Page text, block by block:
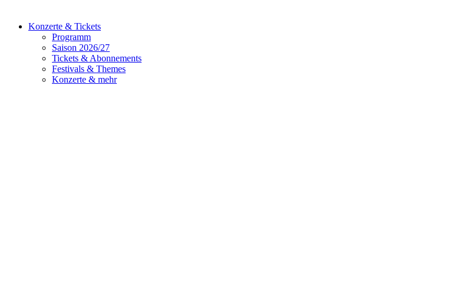
Konzerte & Tickets
Programm
Saison 2026/27
Tickets & Abonnements
Festivals & Themes
Konzerte & mehr